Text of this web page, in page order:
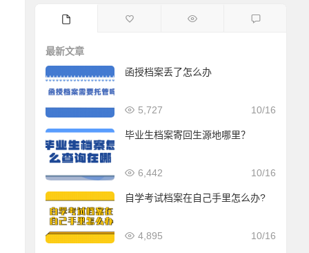
最新文章
函授档案丢了怎么办
10/16
5,727
毕业生档案寄回生源地哪里？
10/16
6,442
自学考试档案在自己手里怎么办?
10/16
4,895